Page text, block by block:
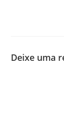
Deixe uma